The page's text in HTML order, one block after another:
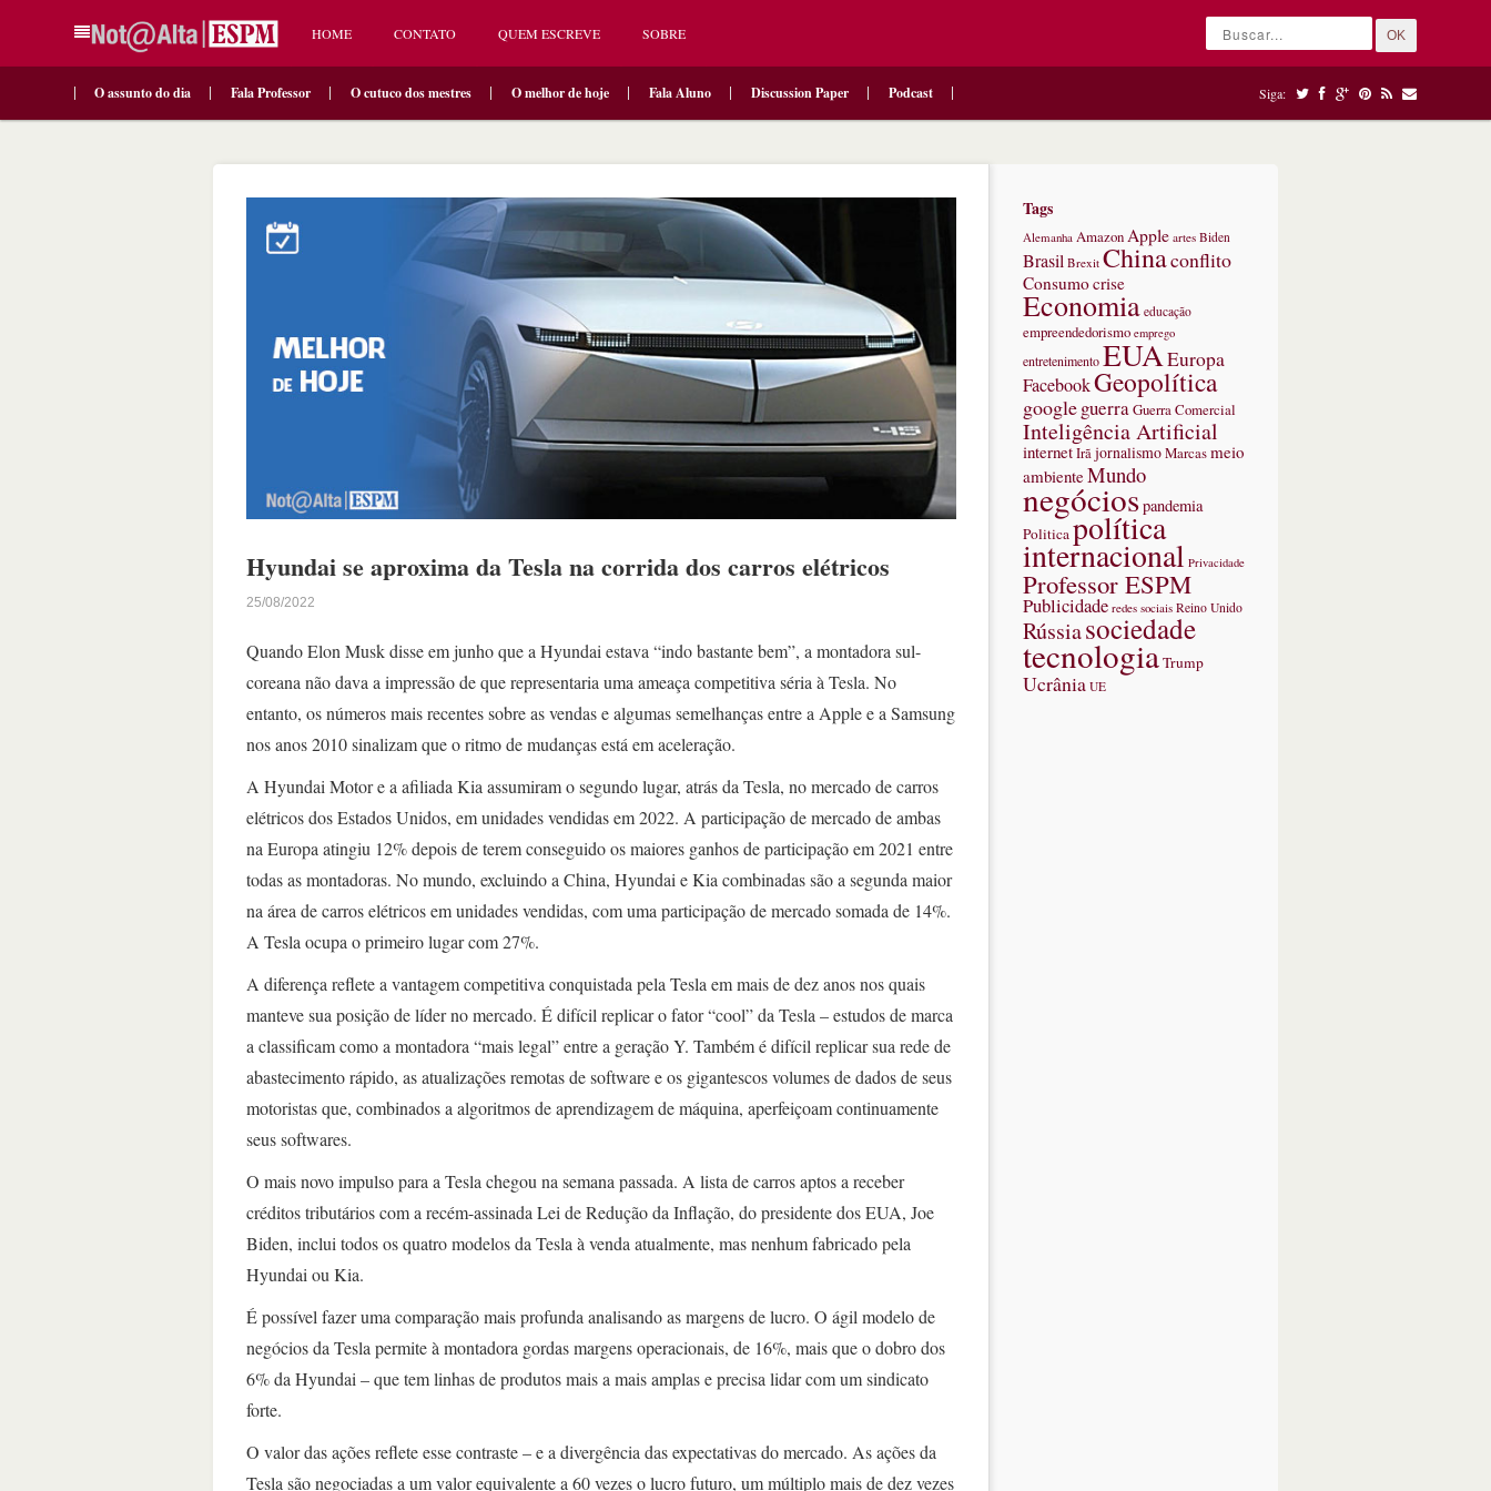
HOME CONTATO QUEM ESCREVE SOBRE OK
O assunto do dia Fala Professor O cutuco dos mestres O melhor de hoje Fala Aluno Discussion Paper Podcast Siga:
Hyundai se aproxima da Tesla na corrida dos carros elétricos
25/08/2022
Quando Elon Musk disse em junho que a Hyundai estava “indo bastante bem”, a montadora sul-
coreana não dava a impressão de que representaria uma ameaça competitiva séria à Tesla. No
entanto, os números mais recentes sobre as vendas e algumas semelhanças entre a Apple e a Samsung
nos anos 2010 sinalizam que o ritmo de mudanças está em aceleração.
A Hyundai Motor e a afiliada Kia assumiram o segundo lugar, atrás da Tesla, no mercado de carros
elétricos dos Estados Unidos, em unidades vendidas em 2022. A participação de mercado de ambas
na Europa atingiu 12% depois de terem conseguido os maiores ganhos de participação em 2021 entre
todas as montadoras. No mundo, excluindo a China, Hyundai e Kia combinadas são a segunda maior
na área de carros elétricos em unidades vendidas, com uma participação de mercado somada de 14%.
A Tesla ocupa o primeiro lugar com 27%.
A diferença reflete a vantagem competitiva conquistada pela Tesla em mais de dez anos nos quais
manteve sua posição de líder no mercado. É difícil replicar o fator “cool” da Tesla – estudos de marca
a classificam como a montadora “mais legal” entre a geração Y. Também é difícil replicar sua rede de
abastecimento rápido, as atualizações remotas de software e os gigantescos volumes de dados de seus
motoristas que, combinados a algoritmos de aprendizagem de máquina, aperfeiçoam continuamente
seus softwares.
O mais novo impulso para a Tesla chegou na semana passada. A lista de carros aptos a receber
créditos tributários com a recém-assinada Lei de Redução da Inflação, do presidente dos EUA, Joe
Biden, inclui todos os quatro modelos da Tesla à venda atualmente, mas nenhum fabricado pela
Hyundai ou Kia.
É possível fazer uma comparação mais profunda analisando as margens de lucro. O ágil modelo de
negócios da Tesla permite à montadora gordas margens operacionais, de 16%, mais que o dobro dos
6% da Hyundai – que tem linhas de produtos mais a mais amplas e precisa lidar com um sindicato
forte.
O valor das ações reflete esse contraste – e a divergência das expectativas do mercado. As ações da
Tesla são negociadas a um valor equivalente a 60 vezes o lucro futuro, um múltiplo mais de dez vezes
Tags
Alemanha Amazon Apple artes Biden
Brasil Brexit Chinaconflito
Consumocrise
Economia educação
empreendedorismo emprego
entretenimentoEUAEuropa
FacebookGeopolítica
googleguerraGuerra Comercial
Inteligência Artificial
internetIrãjornalismoMarcasmeio
ambienteMundo
negóciospandemia
Politicapolítica
internacional Privacidade
Professor ESPM
Publicidade redes sociais Reino Unido
Rússiasociedade
tecnologiaTrump
Ucrânia UE